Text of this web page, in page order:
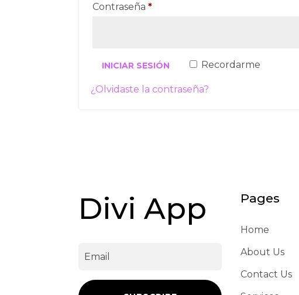
Contraseña*Requerido
Recordarme
INICIAR SESIÓN
¿Olvidaste la contraseña?
Divi App Pages
Home
About Us
Contact Us